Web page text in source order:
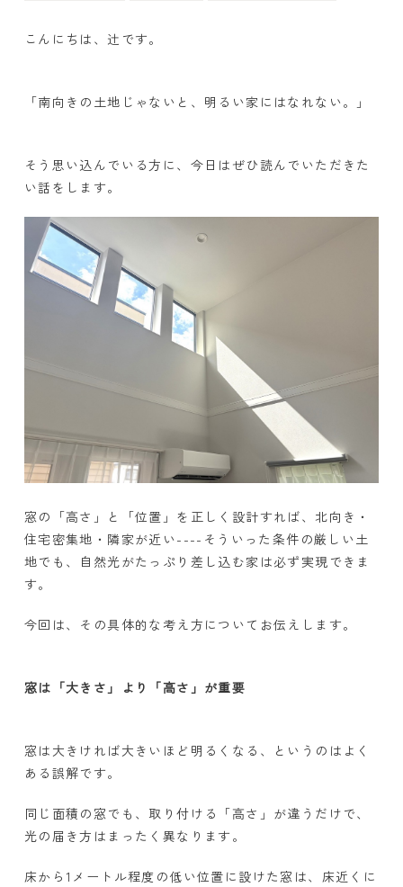
こんにちは、辻です。
「南向きの土地じゃないと、明るい家にはなれない。」
そう思い込んでいる方に、今日はぜひ読んでいただきた
い話をします。
窓の「高さ」と「位置」を正しく設計すれば、北向き・
住宅密集地・隣家が近い---- そういった条件の厳しい土
地でも、自然光がたっぷり差し込む家は必ず実現できま
す。
今回は、その具体的な考え方についてお伝えします。
窓は「大きさ」より「高さ」が重要
窓は大きければ大きいほど明るくなる、というのはよく
ある誤解です。
同じ面積の窓でも、取り付ける「高さ」が違うだけで、
光の届き方はまったく異なります。
床から1 メートル程度の低い位置に設けた窓は、床近くに